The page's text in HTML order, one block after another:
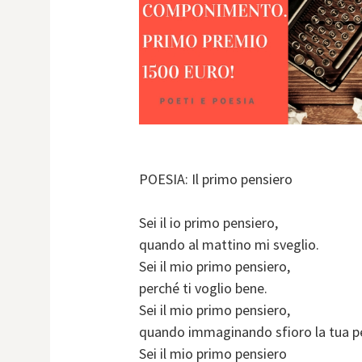
POESIA: Il primo pensiero
Sei il io primo pensiero,
quando al mattino mi sveglio.
Sei il mio primo pensiero,
perché ti voglio bene.
Sei il mio primo pensiero,
quando immaginando sfioro la tua
Sei il mio primo pensiero